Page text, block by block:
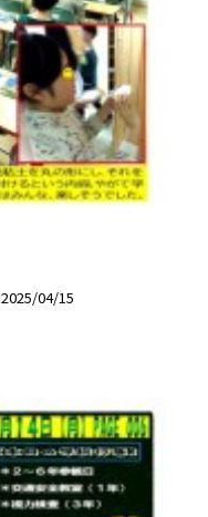
2025/04/15